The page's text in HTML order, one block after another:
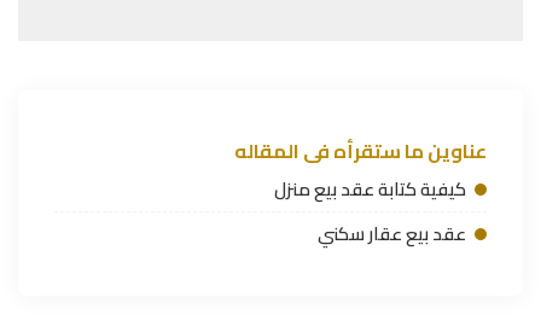
عناوين ما ستقرأه فى المقاله
كيفية كتابة عقد بيع منزل
عقد بيع عقار سكني